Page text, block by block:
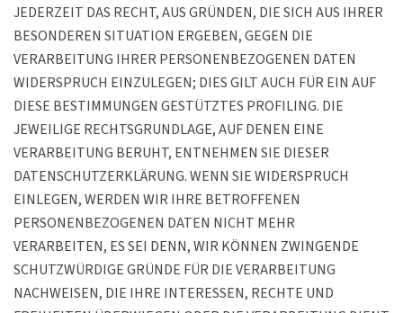
JEDERZEIT DAS RECHT, AUS GRÜNDEN, DIE SICH AUS IHRER
BESONDEREN SITUATION ERGEBEN, GEGEN DIE
VERARBEITUNG IHRER PERSONENBEZOGENEN DATEN
WIDERSPRUCH EINZULEGEN; DIES GILT AUCH FÜR EIN AUF
DIESE BESTIMMUNGEN GESTÜTZTES PROFILING. DIE
JEWEILIGE RECHTSGRUNDLAGE, AUF DENEN EINE
VERARBEITUNG BERUHT, ENTNEHMEN SIE DIESER
DATENSCHUTZERKLÄRUNG. WENN SIE WIDERSPRUCH
EINLEGEN, WERDEN WIR IHRE BETROFFENEN
PERSONENBEZOGENEN DATEN NICHT MEHR
VERARBEITEN, ES SEI DENN, WIR KÖNNEN ZWINGENDE
SCHUTZWÜRDIGE GRÜNDE FÜR DIE VERARBEITUNG
NACHWEISEN, DIE IHRE INTERESSEN, RECHTE UND